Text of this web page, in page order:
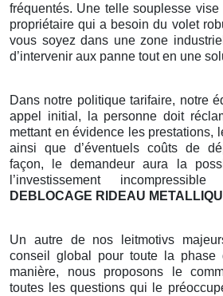
fréquentés. Une telle souplesse
propriétaire qui a besoin du volet
vous soyez dans une zone
d’intervenir aux panne tout en une
Dans notre politique tarifaire, notre
appel initial, la personne doit
mettant en évidence les prestations,
ainsi que d’éventuels coûts de
façon, le demandeur aura la
l’investissement
DEBLOCAGE RIDEAU
Un autre de nos leitmotivs
conseil global pour toute la phase
manière, nous proposons le
toutes les questions qui le